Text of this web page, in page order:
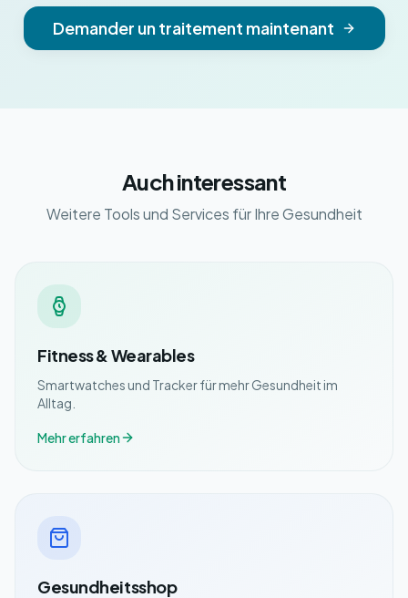
Demander un traitement maintenant
Auch interessant
Weitere Tools und Services für Ihre Gesundheit
Fitness & Wearables
Smartwatches und Tracker für mehr Gesundheit im
Alltag.
Mehr erfahren
Gesundheitsshop